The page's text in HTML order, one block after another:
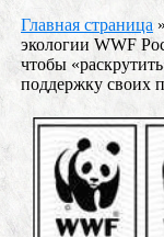
Главная страница
экологии WWF
чтобы
поддержку своих